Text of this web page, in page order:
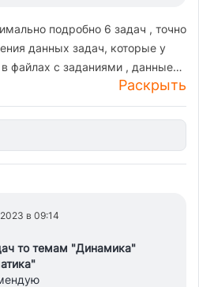
подробно 6 задач , точно
данных задач, которые у
файлах с заданиями , данные
отмечены красным цветом.
либо от руки, либо в других
или пдф, но должно быть
руки написано, то чтоб почерк
Рисунки чёткие, внятные,
всё как в примере решения
Раскрыть
в 09:14
то темам "Динамика"